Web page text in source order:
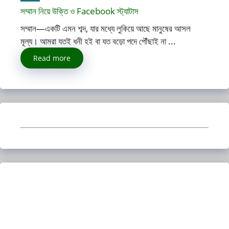
সম্মান নিয়ে উক্তি ও Facebook স্ট্যাটাস
সম্মান—একটি এমন শব্দ, যার মধ্যে লুকিয়ে আছে মানুষের আসল
মূল্য। আমরা যতই ধনী হই বা যত বড়ো পদে পৌঁছাই না ...
Read more